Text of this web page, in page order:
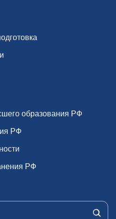
образования РФ
РФ
РФ